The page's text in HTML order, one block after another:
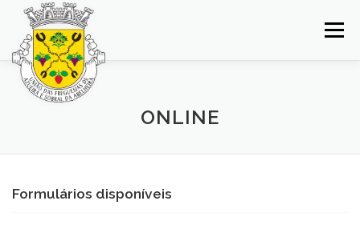
Saltar
conteúdo
Menu
INÍCIO JUNTA DE FREGUESIA
ONLINE
Formulários disponíveis